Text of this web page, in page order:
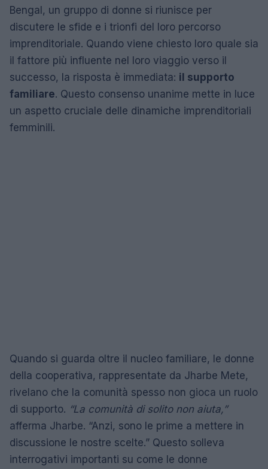
Bengal, un gruppo di donne si riunisce per
discutere le sfide e i trionfi del loro percorso
imprenditoriale. Quando viene chiesto loro quale sia
il fattore più influente nel loro viaggio verso il
successo, la risposta è immediata: il supporto
familiare. Questo consenso unanime mette in luce
un aspetto cruciale delle dinamiche imprenditoriali
femminili.
Quando si guarda oltre il nucleo familiare, le donne
della cooperativa, rappresentate da Jharbe Mete,
rivelano che la comunità spesso non gioca un ruolo
di supporto. “La comunità di solito non aiuta,”
afferma Jharbe. “Anzi, sono le prime a mettere in
discussione le nostre scelte.” Questo solleva
interrogativi importanti su come le donne